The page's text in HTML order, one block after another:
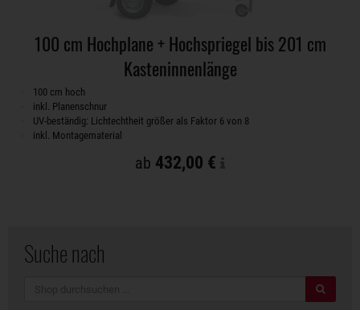
100 cm Hochplane + Hochspriegel bis 201 cm
Kasteninnenlänge
100 cm hoch
inkl. Planenschnur
UV-beständig: Lichtechtheit größer als Faktor 6 von 8
inkl. Montagematerial
ab 432,00 €
Suche nach